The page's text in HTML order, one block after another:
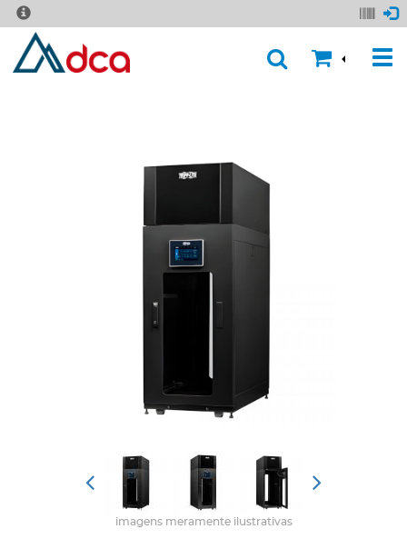
imagens meramente ilustrativas